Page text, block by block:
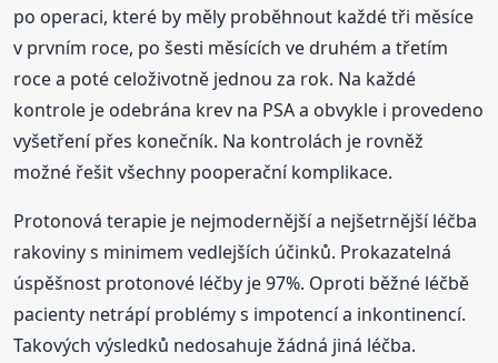
po operaci, které by měly proběhnout každé tři měsíce
v prvním roce, po šesti měsících ve druhém a třetím
roce a poté celoživotně jednou za rok. Na každé
kontrole je odebrána krev na PSA a obvykle i provedeno
vyšetření přes konečník. Na kontrolách je rovněž
možné řešit všechny pooperační komplikace.
Protonová terapie je nejmodernější a nejšetrnější léčba
rakoviny s minimem vedlejších účinků. Prokazatelná
úspěšnost protonové léčby je 97%. Oproti běžné léčbě
pacienty netrápí problémy s impotencí a inkontinencí.
Takových výsledků nedosahuje žádná jiná léčba.